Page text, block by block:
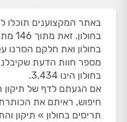
בחולון ואת חלקם הסרנו
מספר חוות הדעת
בחולון הינו 3,434.
אם הגעתם לדף של תיקון
חיפוש, ראיתם את
תריסים בחולון » תיקון